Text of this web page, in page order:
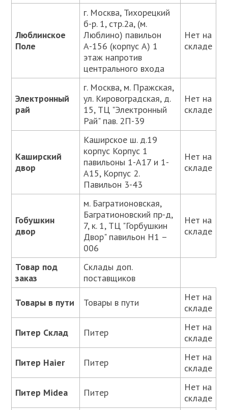
Люблинское
Поле
г. Москва, Тихорецкий
б-р. 1, стр.2а, (м.
Люблино) павильон
А-156 (корпус А) 1
этаж напротив
центрального входа
Нет на
складе
Электронный
рай
г. Москва, м. Пражская,
ул. Кировоградская, д.
15, ТЦ "Электронный
Рай" пав. 2П-39
Нет на
складе
Каширский
двор
Каширское ш. д.19
корпус Корпус 1
павильоны 1-А17 и 1-
А15, Корпус 2.
Павильон 3-43
Нет на
складе
Гобушкин
двор
м. Багратионовская,
Багратионовский пр-д,
7, к. 1, ТЦ "Горбушкин
Двор" павильон Н1 –
006
Нет на
складе
Товар под
заказ
Склады доп.
поставщиков
Товары в пути Товары в пути
Нет на
складе
Питер Склад Питер
Нет на
складе
Питер Haier Питер
Нет на
складе
Питер Midea Питер
Нет на
складе